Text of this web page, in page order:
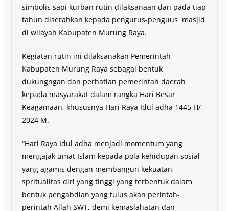
simbolis sapi kurban rutin dilaksanaan dan pada tiap
tahun diserahkan kepada pengurus-penguus masjid
di wilayah Kabupaten Murung Raya.
Kegiatan rutin ini dilaksanakan Pemerintah
Kabupaten Murung Raya sebagai bentuk
dukungngan dan perhatian pemerintah daerah
kepada masyarakat dalam rangka Hari Besar
Keagamaan, khususnya Hari Raya Idul adha 1445 H/
2024 M.
“Hari Raya Idul adha menjadi momentum yang
mengajak umat Islam kepada pola kehidupan sosial
yang agamis dengan membangun kekuatan
spritualitas diri yang tinggi yang terbentuk dalam
bentuk pengabdian yang tulus akan perintah-
perintah Allah SWT, demi kemaslahatan dan